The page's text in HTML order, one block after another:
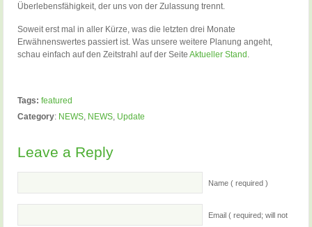
Überlebensfähigkeit, der uns von der Zulassung trennt.
Soweit erst mal in aller Kürze, was die letzten drei Monate
Erwähnenswertes passiert ist. Was unsere weitere Planung angeht,
schau einfach auf den Zeitstrahl auf der SeiteAktueller Stand .
Tags:featured
Category: NEWS, NEWS, Update
Leave a Reply
Name ( required )
Email ( required; will not